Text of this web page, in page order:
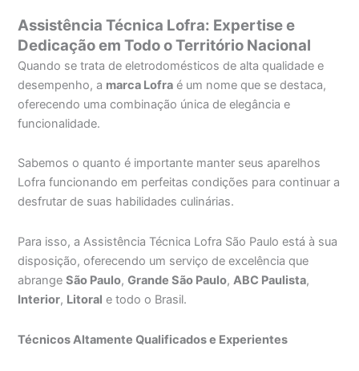
Assistência Técnica Lofra: Expertise e
Dedicação em Todo o Território Nacional
Quando se trata de eletrodomésticos de alta qualidade e
desempenho, a marca Lofra é um nome que se destaca,
oferecendo uma combinação única de elegância e
funcionalidade.
Sabemos o quanto é importante manter seus aparelhos
Lofra funcionando em perfeitas condições para continuar a
desfrutar de suas habilidades culinárias.
Para isso, a Assistência Técnica Lofra São Paulo está à sua
disposição, oferecendo um serviço de excelência que
abrangeSão Paulo,Grande São Paulo,ABC Paulista,
Interior, Litoral e todo o Brasil.
Técnicos Altamente Qualificados e Experientes